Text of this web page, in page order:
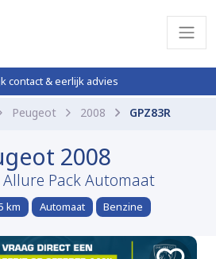
contact & eerlijk advies
Peugeot 2008 GPZ83R
2008
Pack Automaat
km Automaat Benzine